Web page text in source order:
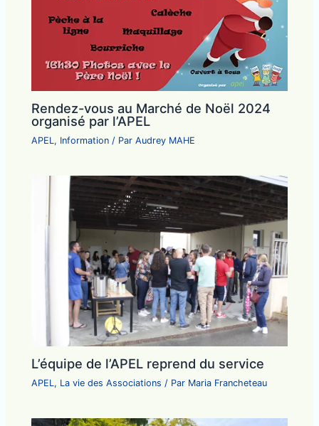
Rendez-vous au Marché de Noël 2024
organisé par l’APEL
APEL , Information / ParAudrey MAHE
L’équipe de l’APEL reprend du service
APEL , La vie des Associations / Par Maria Francheteau